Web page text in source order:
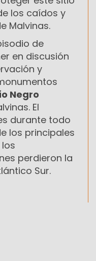
los caídos y
Malvinas.
de
en discusión
y
Negro
El
durante todo
los principales
perdieron la
Sur.